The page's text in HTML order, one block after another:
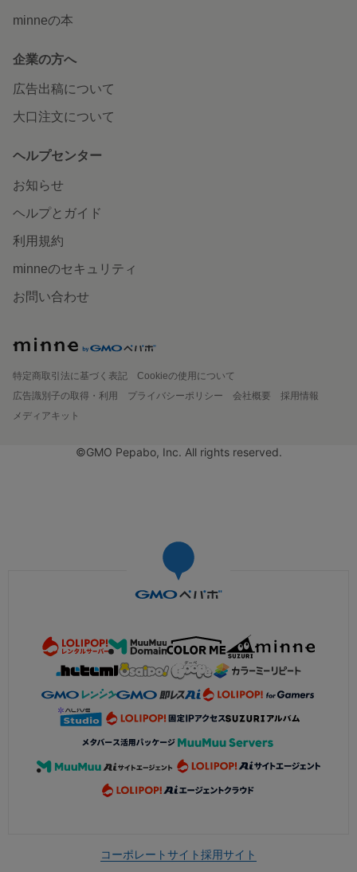
minneの本
企業の方へ
広告出稿について
大口注文について
ヘルプセンター
お知らせ
ヘルプとガイド
利用規約
minneのセキュリティ
お問い合わせ
特定商取引法に基づく表記
Cookieの使用について
広告識別子の取得・利用
プライバシーポリシー 会社概要
採用情報
メディアキット
©GMO Pepabo, Inc. All rights reserved.
コーポレートサイト採用サイト